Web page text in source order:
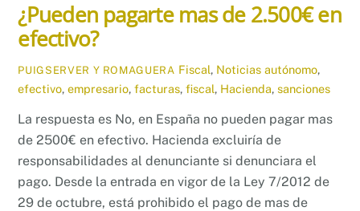
¿Pueden pagarte mas de 2.500€ en
efectivo?
PUIGSERVER Y ROMAGUERA Fiscal, Noticias autónomo,
efectivo,empresario,facturas,fiscal, Hacienda,sanciones
La respuesta es No, en España no pueden pagar mas
de 2500€ en efectivo. Hacienda excluiría de
responsabilidades al denunciante si denunciara el
pago. Desde la entrada en vigor de la Ley 7/2012 de
29 de octubre, está prohibido el pago de mas de